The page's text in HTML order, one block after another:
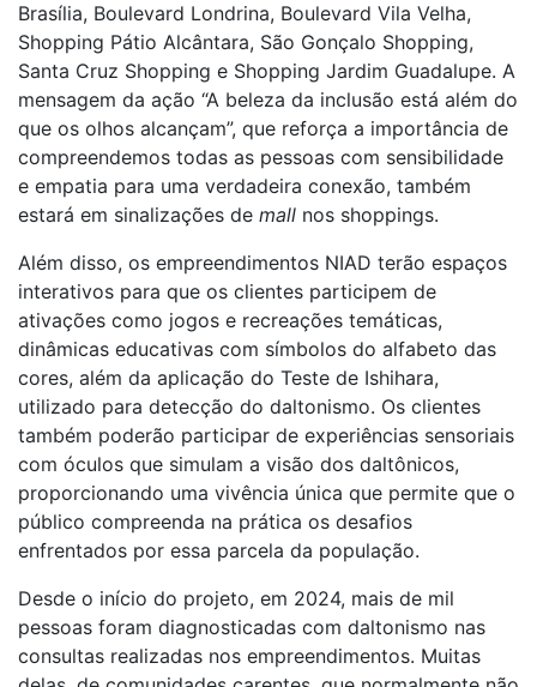
Brasília, Boulevard Londrina, Boulevard Vila Velha,
Shopping Pátio Alcântara, São Gonçalo Shopping,
Santa Cruz Shopping e Shopping Jardim Guadalupe. A
mensagem da ação “A beleza da inclusão está além do
que os olhos alcançam”, que reforça a importância de
compreendemos todas as pessoas com sensibilidade
e empatia para uma verdadeira conexão, também
estará em sinalizações de mall nos shoppings.
Além disso, os empreendimentos NIAD terão espaços
interativos para que os clientes participem de
ativações como jogos e recreações temáticas,
dinâmicas educativas com símbolos do alfabeto das
cores, além da aplicação do Teste de Ishihara,
utilizado para detecção do daltonismo. Os clientes
também poderão participar de experiências sensoriais
com óculos que simulam a visão dos daltônicos,
proporcionando uma vivência única que permite que o
público compreenda na prática os desafios
enfrentados por essa parcela da população.
Desde o início do projeto, em 2024, mais de mil
pessoas foram diagnosticadas com daltonismo nas
consultas realizadas nos empreendimentos. Muitas